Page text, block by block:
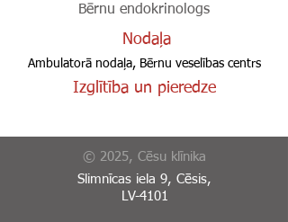
Bērnu endokrinologs
Nodaļa
Ambulatorā nodaļa, Bērnu veselības centrs
Izglītība un pieredze
© 2025, Cēsu klīnika
Slimnīcas iela 9, Cēsis,
LV-4101